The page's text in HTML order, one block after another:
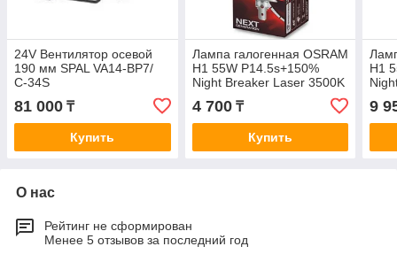
24V Вентилятор осевой
190 мм SPAL VA14-BP7/
С-34S
81 000 ₸
Купить
Лампа галогенная OSRAM
H1 55W P14.5s+150%
Night Breaker Laser 3500K
4 700₸
Купить
H1
9
О нас
Рейтинг не сформирован
Менее 5 отзывов за последний год